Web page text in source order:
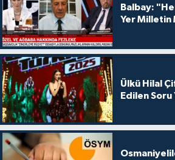
Balbay:
Yer Milletin
Ülkü Hilal
Edilen Soru